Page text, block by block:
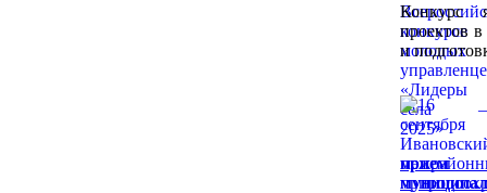
Конкурс
проектов в
и
прием